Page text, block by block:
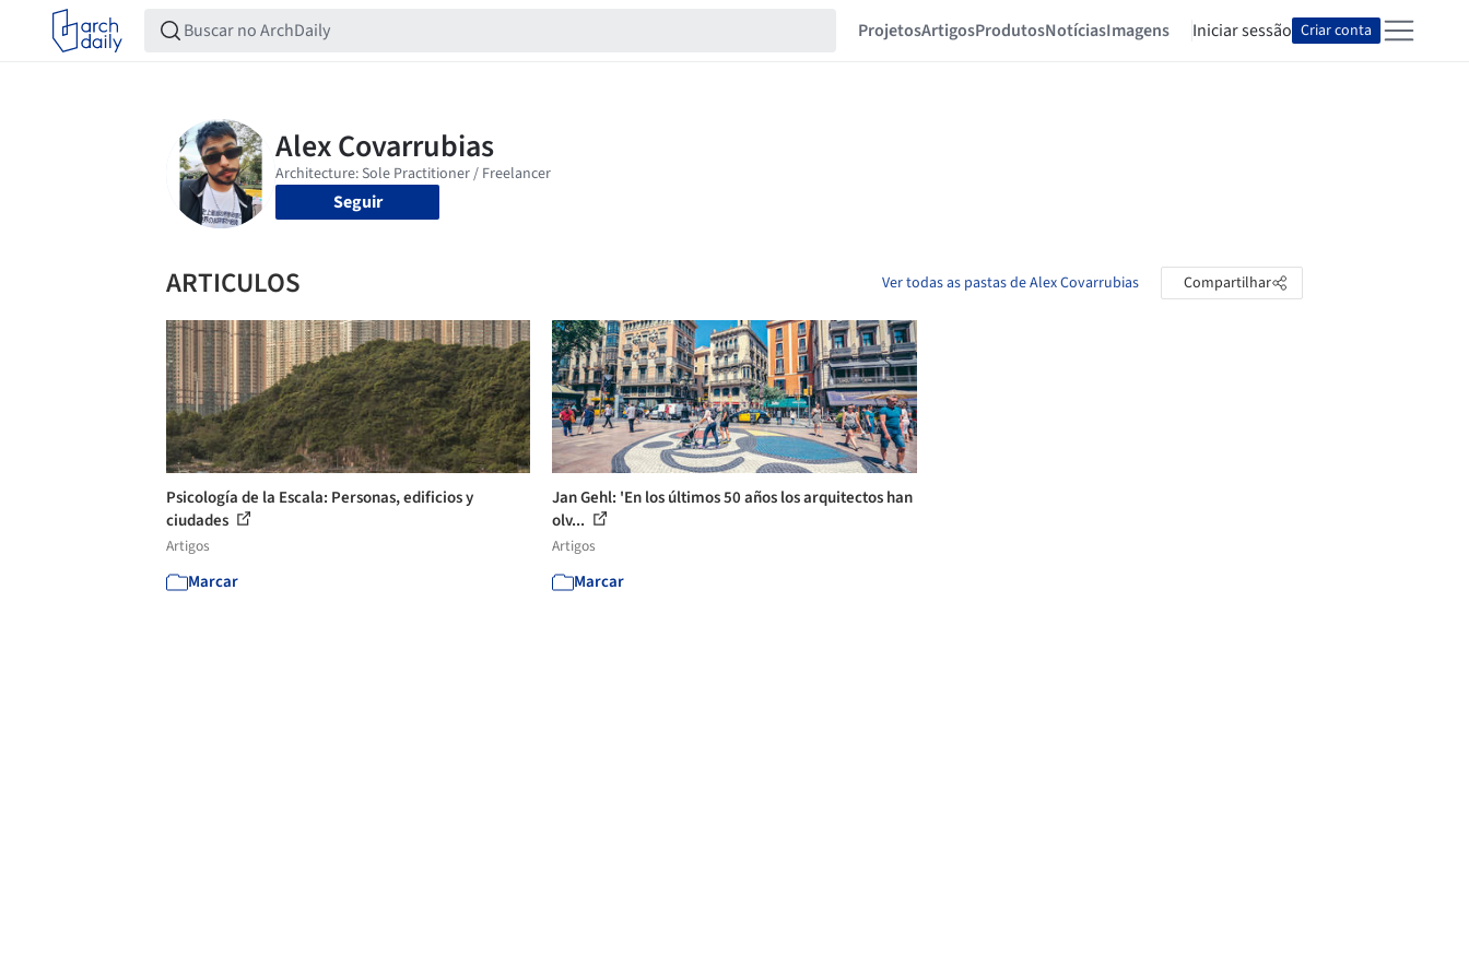
ProjetosArtigosProdutosNotíciasImagens Iniciar sessão Criar conta
Seguir
ARTICULOS Ver todas as pastas de Alex Covarrubias Compartilhar
Psicología de la Escala: Personas, edificios y
ciudades
Artigos
Marcar
Jan Gehl: 'En los últimos 50 años los arquitectos han
olv...
Artigos
Marcar